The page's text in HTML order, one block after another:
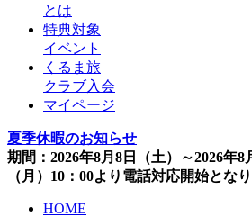
とは
特典対象
イベント
くるま旅
クラブ入会
マイページ
夏季休暇のお知らせ
期間：2026年8月8日（土）～2026年
（月）10：00より電話対応開始となり
HOME